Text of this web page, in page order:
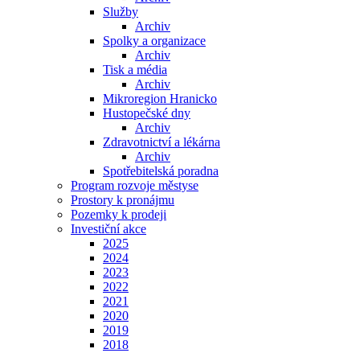
Služby
Archiv
Spolky a organizace
Archiv
Tisk a média
Archiv
Mikroregion Hranicko
Hustopečské dny
Archiv
Zdravotnictví a lékárna
Archiv
Spotřebitelská poradna
Program rozvoje městyse
Prostory k pronájmu
Pozemky k prodeji
Investiční akce
2025
2024
2023
2022
2021
2020
2019
2018